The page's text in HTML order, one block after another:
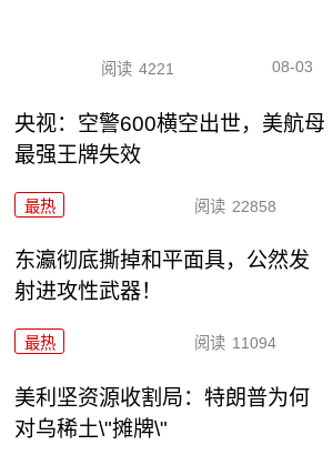
阅读 4221 08-03
央视：空警600横空出世，美航母
最强王牌失效
最热 阅读 22858
东瀛彻底撕掉和平面具，公然发
射进攻性武器！
最热 阅读 11094
美利坚资源收割局：特朗普为何
对乌稀土\"摊牌\"